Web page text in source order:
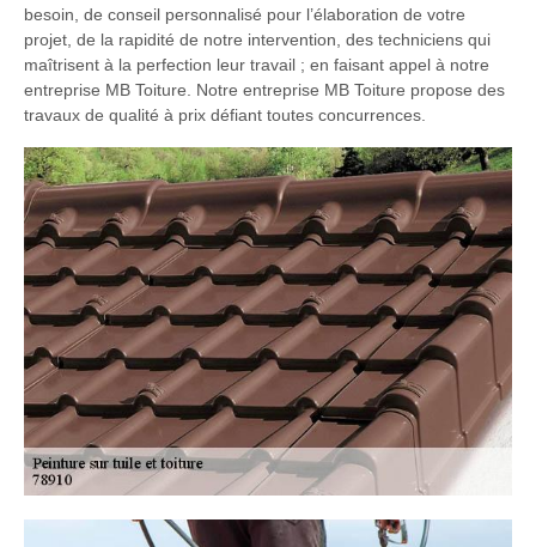
besoin, de conseil personnalisé pour l’élaboration de votre
projet, de la rapidité de notre intervention, des techniciens qui
maîtrisent à la perfection leur travail ; en faisant appel à notre
entreprise MB Toiture. Notre entreprise MB Toiture propose des
travaux de qualité à prix défiant toutes concurrences.